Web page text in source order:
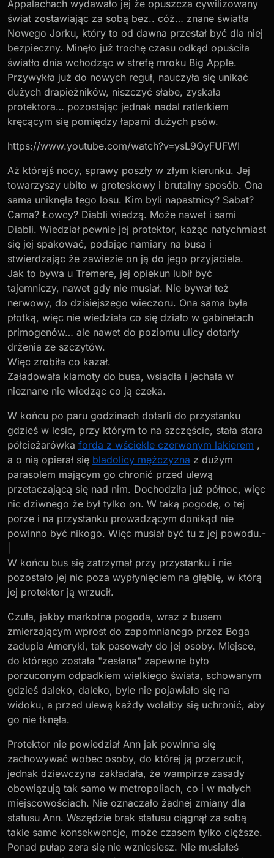
Appalachach wydawało jej że opuszcza cywilizowany
świat zostawiając za sobą bez.. cóż… znane światła
Nowego Jorku, który to od dawna przestał być dla niej
bezpieczny. Minęło już trochę czasu odkąd opuściła
światło dnia wchodząc w strefę mroku Big Apple.
Przywykła już do nowych reguł, nauczyła się unikać
dużych drapieżników, niszczyć słabe, zyskała
protektora… pozostając jednak nadal ratlerkiem
kręcącym się pomiędzy łapami dużych psów.
https://www.youtube.com/watch?v=ysL9QyFUFWI
Aż którejś nocy, sprawy poszły w złym kierunku. Jej
towarzyszy ubito w groteskowy i brutalny sposób. Ona
sama uniknęła tego losu. Kim byli napastnicy? Sabat?
Cama? Łowcy? Diabli wiedzą. Może nawet i sami
Diabli. Wiedział pewnie jej protektor, każąc natychmiast
się jej spakować, podając namiary na busa i
stwierdzając że zawiezie on ją do jego przyjaciela.
Jak to bywa u Tremere, jej opiekun lubił być
tajemniczy, nawet gdy nie musiał. Nie bywał też
nerwowy, do dzisiejszego wieczoru. Ona sama była
płotką, więc nie wiedziała co się działo w gabinetach
primogenów… ale nawet do poziomu ulicy dotarły
drżenia ze szczytów.
Więc zrobiła co kazał.
Załadowała klamoty do busa, wsiadła i jechała w
nieznane nie wiedząc co ją czeka.
W końcu po paru godzinach dotarli do przystanku
gdzieś w lesie, przy którym to na szczęście, stała stara
półcieżarówka forda z wściekle czerwonym lakierem ,
a o nią opierał się bladolicy mężczyzna z dużym
parasolem mającym go chronić przed ulewą
przetaczającą się nad nim. Dochodziła już północ, więc
nic dziwnego że był tylko on. W taką pogodę, o tej
porze i na przystanku prowadzącym donikąd nie
powinno być nikogo. Więc musiał być tu z jej powodu.-
W końcu bus się zatrzymał przy przystanku i nie
pozostało jej nic poza wypłynięciem na głębię, w którą
jej protektor ją wrzucił.
Czuła, jakby markotna pogoda, wraz z busem
zmierzającym wprost do zapomnianego przez Boga
zadupia Ameryki, tak pasowały do jej osoby. Miejsce,
do którego została "zesłana" zapewne było
porzuconym odpadkiem wielkiego świata, schowanym
gdzieś daleko, daleko, byle nie pojawiało się na
widoku, a przed ulewą każdy wolałby się uchronić, aby
go nie tknęła.
Protektor nie powiedział Ann jak powinna się
zachowywać wobec osoby, do której ją przerzucił,
jednak dziewczyna zakładała, że wampirze zasady
obowiązują tak samo w metropoliach, co i w małych
miejscowościach. Nie oznaczało żadnej zmiany dla
statusu Ann. Wszędzie brak statusu ciągnął za sobą
takie same konsekwencje, może czasem tylko cięższe.
Ponad pułap zera się nie wzniesiesz. Nie musiałeś